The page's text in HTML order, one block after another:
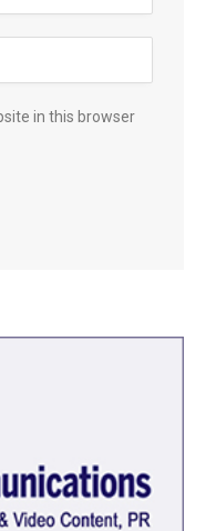
in this browser